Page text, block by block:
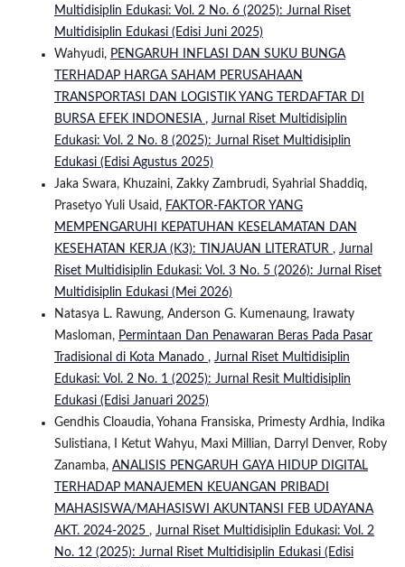
Multidisiplin Edukasi: Vol. 2 No. 6 (2025): Jurnal Riset
Multidisiplin Edukasi (Edisi Juni 2025)
Wahyudi, PENGARUH INFLASI DAN SUKU BUNGA
TERHADAP HARGA SAHAM PERUSAHAAN
TRANSPORTASI DAN LOGISTIK YANG TERDAFTAR DI
BURSA EFEK INDONESIA , Jurnal Riset Multidisiplin
Edukasi: Vol. 2 No. 8 (2025): Jurnal Riset Multidisiplin
Edukasi (Edisi Agustus 2025)
Jaka Swara, Khuzaini, Zakky Zambrudi, Syahrial Shaddiq,
Prasetyo Yuli Usaid, FAKTOR-FAKTOR YANG
MEMPENGARUHI KEPATUHAN KESELAMATAN DAN
KESEHATAN KERJA (K3): TINJAUAN LITERATUR , Jurnal
Riset Multidisiplin Edukasi: Vol. 3 No. 5 (2026): Jurnal Riset
Multidisiplin Edukasi (Mei 2026)
Natasya L. Rawung, Anderson G. Kumenaung, Irawaty
Masloman, Permintaan Dan Penawaran Beras Pada Pasar
Tradisional di Kota Manado , Jurnal Riset Multidisiplin
Edukasi: Vol. 2 No. 1 (2025): Jurnal Resit Multidisiplin
Edukasi (Edisi Januari 2025)
Gendhis Cloaudia, Yohana Fransiska, Primesty Ardhia, Indika
Sulistiana, I Ketut Wahyu, Maxi Millian, Darryl Denver, Roby
Zanamba, ANALISIS PENGARUH GAYA HIDUP DIGITAL
TERHADAP MANAJEMEN KEUANGAN PRIBADI
MAHASISWA/MAHASISWI AKUNTANSI FEB UDAYANA
AKT. 2024-2025 , Jurnal Riset Multidisiplin Edukasi: Vol. 2
No. 12 (2025): Jurnal Riset Multidisiplin Edukasi (Edisi